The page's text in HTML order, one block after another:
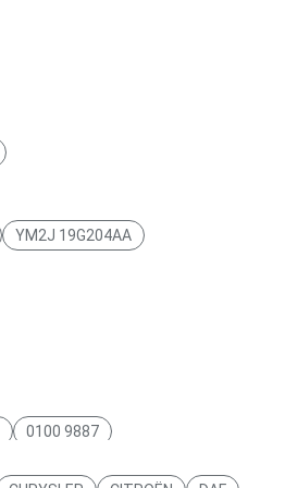
YM2J 19G204AA
0100 9887